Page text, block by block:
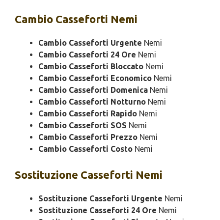
Cambio Casseforti Nemi
Cambio Casseforti Urgente Nemi
Cambio Casseforti 24 Ore Nemi
Cambio Casseforti Bloccato Nemi
Cambio Casseforti Economico Nemi
Cambio Casseforti Domenica Nemi
Cambio Casseforti Notturno Nemi
Cambio Casseforti Rapido Nemi
Cambio Casseforti SOS Nemi
Cambio Casseforti Prezzo Nemi
Cambio Casseforti Costo Nemi
Sostituzione Casseforti Nemi
Sostituzione Casseforti Urgente Nemi
Sostituzione Casseforti 24 Ore Nemi